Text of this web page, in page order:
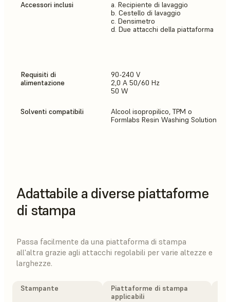
Accessori inclusi
a. Recipiente di lavaggio
b. Cestello di lavaggio
c. Densimetro
d. Due attacchi della piattaforma
Requisiti di
alimentazione
90-240 V
2,0 A 50/60 Hz
50 W
Solventi compatibili
Alcool isopropilico, TPM o
Formlabs Resin Washing Solution
Adattabile a diverse piattaforme
di stampa
Passa facilmente da una piattaforma di stampa
all'altra grazie agli attacchi regolabili per varie altezze e
larghezze.
Stampante
Piattaforme di stampa
applicabili